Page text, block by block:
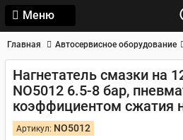
Меню
Главная Автосервисное оборудование
Нагнетатель смазки на
NO5012 6.5-8 бар,
коэффициентом сжатия
Артикул: NO5012